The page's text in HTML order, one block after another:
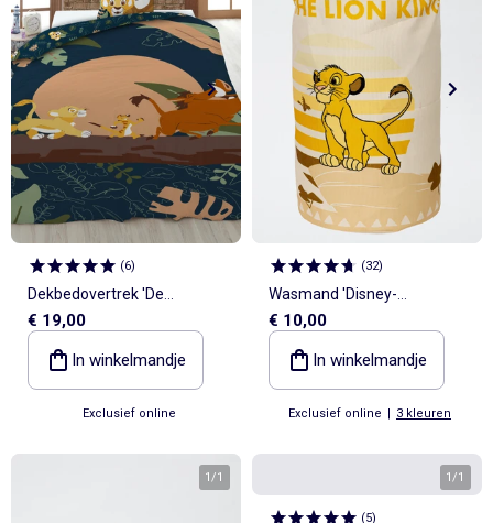
(6)
Dekbedovertrek 'De
Leeuwenkoning' 140x200 cm
met kussensloop
€ 19,00
In winkelmandje
Exclusief online
(32)
Wasmand 'Disney-
prinsessen'
€ 10,00
In winkelmandje
Exclusief online | 3 kleuren
1/1 1/1
(5)